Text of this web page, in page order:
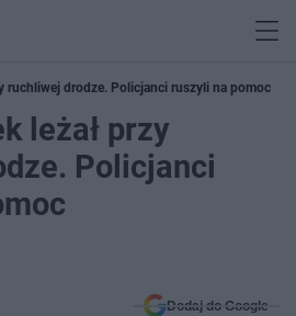
ruchliwej drodze. Policjanci ruszyli na pomoc
leżał przy
Policjanci
Dodaj do Google